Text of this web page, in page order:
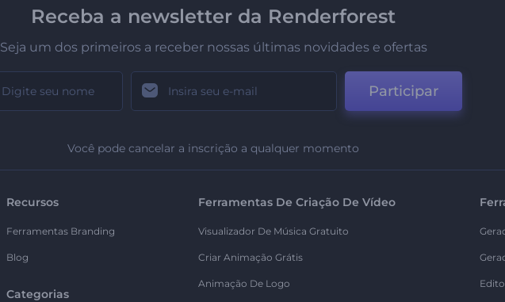
Receba a newsletter da Renderforest
Seja um dos primeiros a receber nossas últimas novidades e ofertas
Participar
Você pode cancelar a inscrição a qualquer momento
Recursos
Ferramentas Branding
Blog
Categorias
Ferramentas De Criação De Vídeo
Visualizador De Música Gratuito
Criar Animação Grátis
Animação De Logo